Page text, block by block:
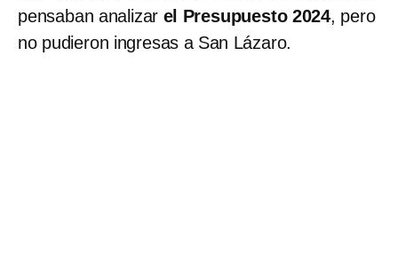
pensaban analizar el Presupuesto 2024, pero
no pudieron ingresas a San Lázaro.